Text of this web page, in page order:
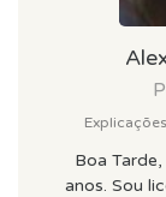
Boa
anos. Sou